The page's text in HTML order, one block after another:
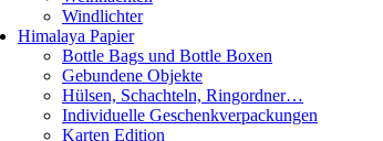
Windlichter
Himalaya Papier
Bottle Bags und Bottle Boxen
Gebundene Objekte
Hülsen, Schachteln, Ringordner…
Individuelle Geschenkverpackungen
Karten Edition